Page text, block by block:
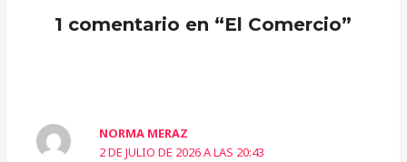
1 comentario en “El Comercio”
NORMA MERAZ
2 DE JULIO DE 2026 A LAS 20:43